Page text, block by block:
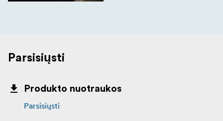
Parsisiųsti
Produkto nuotraukos
Parsisiųsti